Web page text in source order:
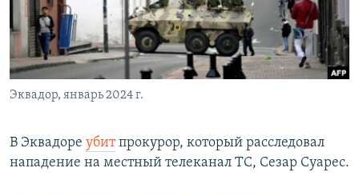
Эквадор, январь 2024 г.
В Эквадоре убитпрокурор, который расследовал
нападение на местный телеканал TC, Сезар Суарес.